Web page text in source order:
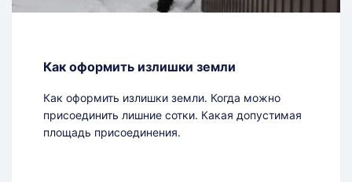
Как оформить излишки земли
Как оформить излишки земли. Когда можно
присоединить лишние сотки. Какая допустимая
площадь присоединения.